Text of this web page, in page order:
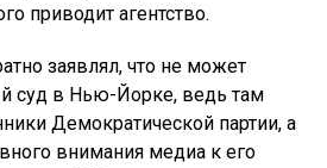
приводит агентство.
заявлял, что не может
суд в Нью-Йорке, ведь там
Демократической партии, а
внимания медиа к его